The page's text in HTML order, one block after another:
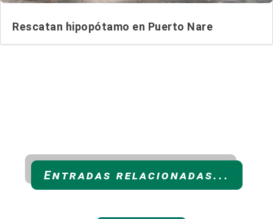
Rescatan hipopótamo en Puerto Nare
Entradas relacionadas...